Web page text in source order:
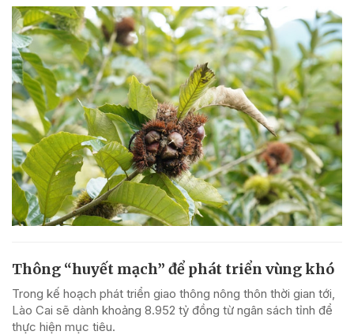
Thông “huyết mạch” để phát triển vùng khó
Trong kế hoạch phát triển giao thông nông thôn thời gian tới,
Lào Cai sẽ dành khoảng 8.952 tỷ đồng từ ngân sách tỉnh để
thực hiện mục tiêu.